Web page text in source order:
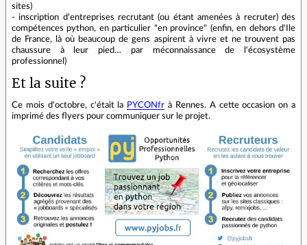
sites)
- inscription d'entreprises recrutant (ou étant amenées à recruter) des
compétences python, en particulier "en province" (enfin, en dehors d'Ile
de France, là où beaucoup de gens aspirent à vivre et ne trouvent pas
chaussure à leur pied… par méconnaissance de l'écosystème
professionnel)
Et la suite ?
Ce mois d'octobre, c'était la PYCONfr à Rennes. A cette occasion on a
imprimé des flyers pour communiquer sur le projet.